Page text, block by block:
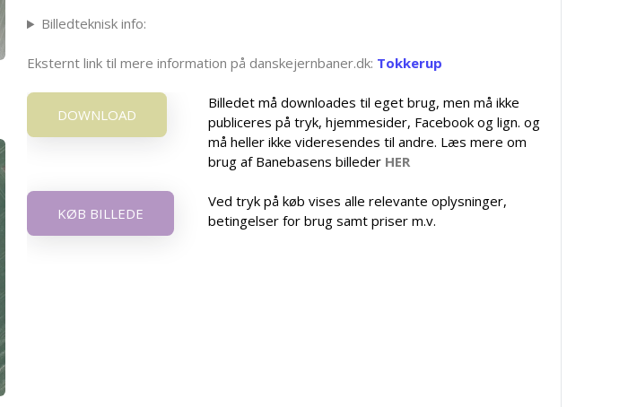
Billedteknisk info:
Eksternt link til mere information på danskejernbaner.dk: Tokkerup
DOWNLOAD
Billedet må downloades til eget brug, men må ikke
publiceres på tryk, hjemmesider, Facebook og lign. og
må heller ikke videresendes til andre. Læs mere om
brug af Banebasens billeder HER
KØB BILLEDE
Ved tryk på køb vises alle relevante oplysninger,
betingelser for brug samt priser m.v.